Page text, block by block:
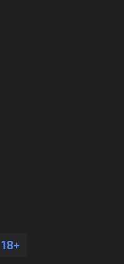
18+